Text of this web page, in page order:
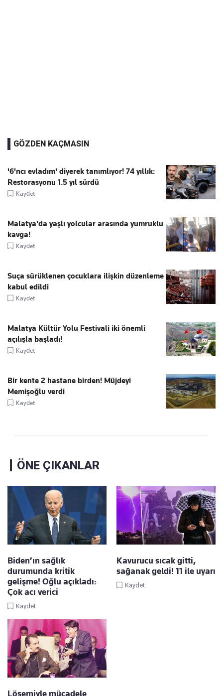
GÖZDEN KAÇMASIN
'6'ncı evladım' diyerek tanımlıyor! 74 yıllık:
Restorasyonu 1.5 yıl sürdü
Kaydet
Malatya'da yaşlı yolcular arasında yumruklu
kavga!
Kaydet
Suça sürüklenen çocuklara ilişkin düzenleme
kabul edildi
Kaydet
Malatya Kültür Yolu Festivali iki önemli
açılışla başladı!
Kaydet
Bir kente 2 hastane birden! Müjdeyi
Memişoğlu verdi
Kaydet
ÖNE ÇIKANLAR
Biden’ın sağlık
durumunda kritik
gelişme! Oğlu açıkladı:
Çok acı verici
Kaydet
Kavurucu sıcak gitti,
sağanak geldi! 11 ile uyarı
Kaydet
Lösemiyle mücadele